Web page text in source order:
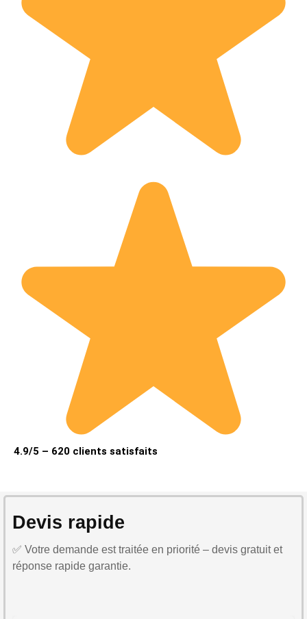
4.9/5 – 620 clients satisfaits
Devis rapide
✅ Votre demande est traitée en priorité – devis gratuit et
réponse rapide garantie.